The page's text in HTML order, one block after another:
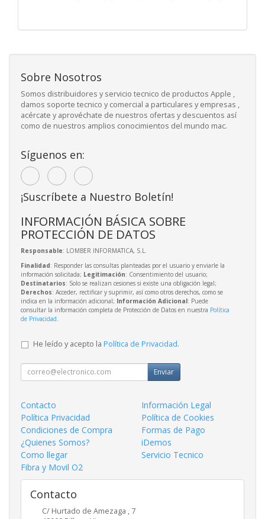
Sobre Nosotros
Somos distribuidores y servicio tecnico de productos Apple ,
damos soporte tecnico y comercial a particulares y empresas ,
acércate y aprovéchate de nuestros ofertas y descuentos así
como de nuestros amplios conocimientos del mundo mac.
Síguenos en:
¡Suscríbete a Nuestro Boletín!
INFORMACIÓN BÁSICA SOBRE
PROTECCIÓN DE DATOS
Responsable: LOMBER INFORMATICA, S.L.
Finalidad: Responder las consultas planteadas por el usuario y enviarle la
información solicitada; Legitimación: Consentimiento del usuario;
Destinatarios: Solo se realizan cesiones si existe una obligación legal;
Derechos: Acceder, rectificar y suprimir, así como otros derechos, como se
indica en la información adicional; Información Adicional: Puede
consultar la información completa de Protección de Datos en nuestra Política
de Privacidad
He leído y acepto la Política de Privacidad.
Enviar
Contacto
Información Legal
Política Privacidad
Política de Cookies
Condiciones de Compra
Formas de Pago
¿Quienes Somos?
iDemos
Como llegar
Servicio Tecnico
Fibra y Movil O2
Contacto
C/ Hurtado de Amezaga , 7